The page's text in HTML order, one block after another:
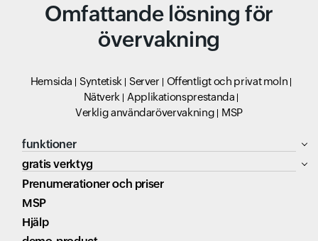
Omfattande lösning för
övervakning
Hemsida Syntetisk Server
Offentligt och privat moln
Nätverk
Applikationsprestanda
Verklig användarövervakning
MSP
funktioner
gratis verktyg
Prenumerationer och priser
MSP
Hjälp